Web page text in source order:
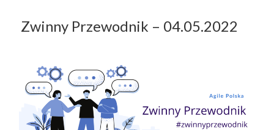
Zwinny Przewodnik – 04.05.2022